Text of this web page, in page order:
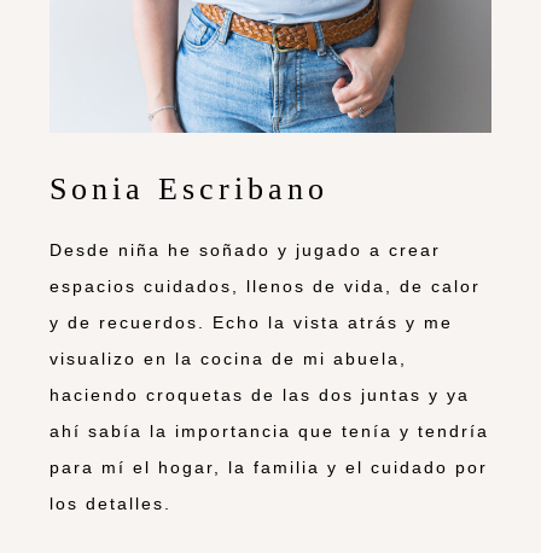
Sonia Escribano
Desde niña he soñado y jugado a crear
espacios cuidados, llenos de vida, de calor
y de recuerdos. Echo la vista atrás y me
visualizo en la cocina de mi abuela,
haciendo croquetas de las dos juntas y ya
ahí sabía la importancia que tenía y tendría
para mí el hogar, la familia y el cuidado por
los detalles.